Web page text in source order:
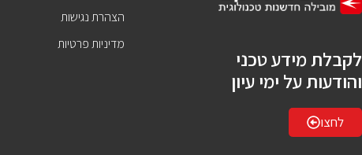
לקבלת מידע טכני
והודעות על ימי עיון
לחצו
הצהרת נגישות
מדיניות פרטיות